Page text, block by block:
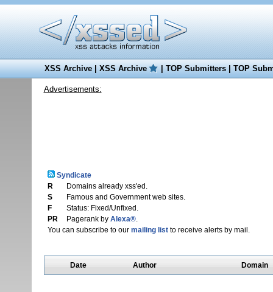
XSS Archive|XSS Archive |TOP Submitters|TOP
Advertisements:
Syndicate
R
Domains already xss'ed.
S
Famous and Government web sites.
F
Status: Fixed/Unfixed.
PR
Pagerank by Alexa®.
You can subscribe to our mailing listto receive alerts by mail.
Date Author Domain